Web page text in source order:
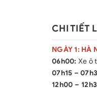
CHI TIẾT
NGÀY 1: HÀ
06h00: Xe ô
07h15 –
12h00 –